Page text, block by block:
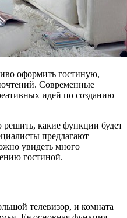
оформить гостиную,
Современные
идей по созданию
какие функции будет
предлагают
увидеть много
гостиной.
телевизор, и комната